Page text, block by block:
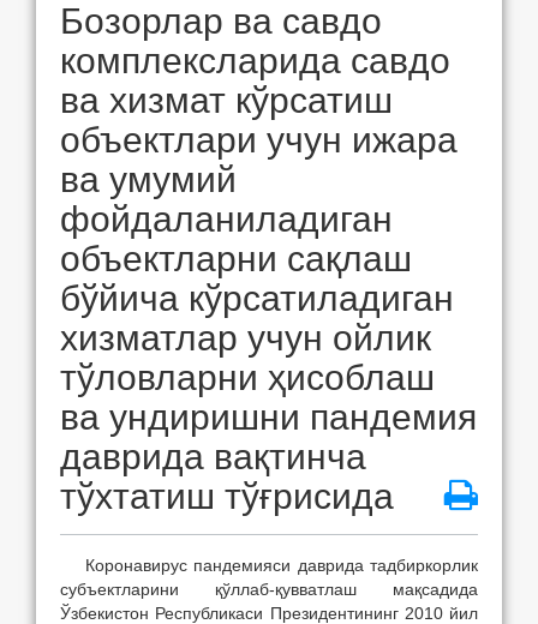
Бозорлар ва савдо
комплексларида савдо
ва хизмат кўрсатиш
объектлари учун ижара
ва умумий
фойдаланиладиган
объектларни сақлаш
бўйича кўрсатиладиган
хизматлар учун ойлик
тўловларни ҳисоблаш
ва ундиришни пандемия
даврида вақтинча
тўхтатиш тўғрисида
Коронавирус пандемияси даврида тадбиркорлик
субъектларини қўллаб-қувватлаш мақсадида
Ўзбекистон Республикаси Президентининг 2010 йил